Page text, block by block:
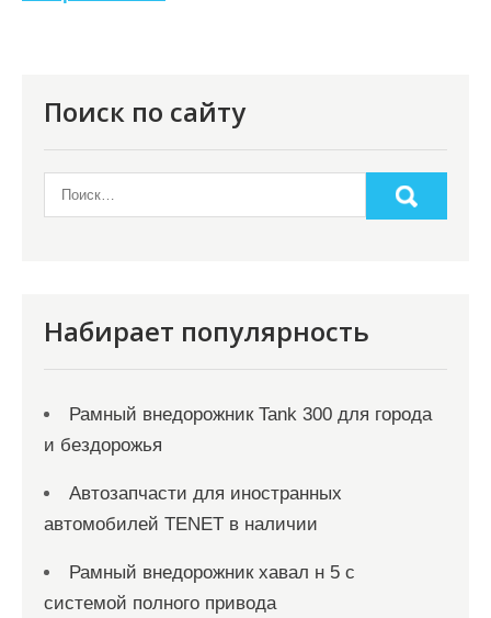
Поиск по сайту
Набирает популярность
Рамный внедорожник Tank 300 для города
и бездорожья
Автозапчасти для иностранных
автомобилей TENET в наличии
Рамный внедорожник хавал н 5 с
системой полного привода